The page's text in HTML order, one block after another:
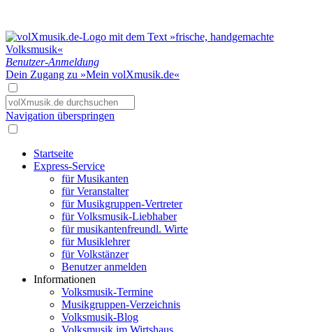
Benutzer-Anmeldung
Dein Zugang zu »Mein volXmusik.de«
Navigation überspringen
Startseite
Express-Service
für Musikanten
für Veranstalter
für Musikgruppen-Vertreter
für Volksmusik-Liebhaber
für musikantenfreundl. Wirte
für Musiklehrer
für Volkstänzer
Benutzer anmelden
Informationen
Volksmusik-Termine
Musikgruppen-Verzeichnis
Volksmusik-Blog
Volksmusik im Wirtshaus